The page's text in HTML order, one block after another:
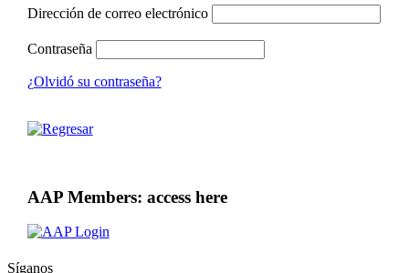
Dirección de correo electrónico
Contraseña
¿Olvidó su contraseña?
AAP Members: access here
Síganos